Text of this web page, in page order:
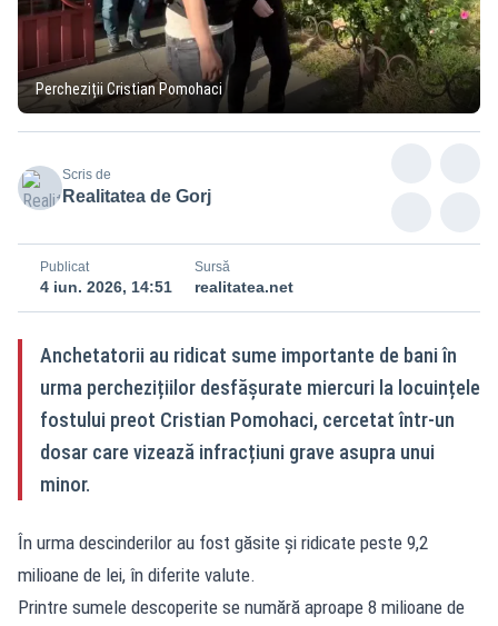
Percheziții Cristian Pomohaci
Scris de
Realitatea de Gorj
Publicat
4 iun. 2026, 14:51
Sursă
realitatea.net
Anchetatorii au ridicat sume importante de bani în
urma perchezițiilor desfășurate miercuri la locuințele
fostului preot Cristian Pomohaci, cercetat într-un
dosar care vizează infracțiuni grave asupra unui
minor.
În urma descinderilor au fost găsite și ridicate peste 9,2
milioane de lei, în diferite valute.
Printre sumele descoperite se numără aproape 8 milioane de